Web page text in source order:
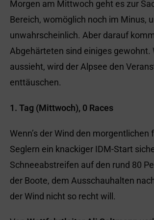
Morgen am Mittwoch geht es zur
Bereich, womöglich noch im Minus,
unwahrscheinlich. Aber darauf
Abgehärteten sind einiges gewohnt.
aussieht, wird der Alpsee den
enttäuschen.
1. Tag (Mittwoch), 0 Races
Wenn’s der Wind den
Seglern ein knackiger IDM-Start
Schneeabstreifen auf den rund 80
der Boote, dem Ausschauhalten
der Wind nicht so recht will.